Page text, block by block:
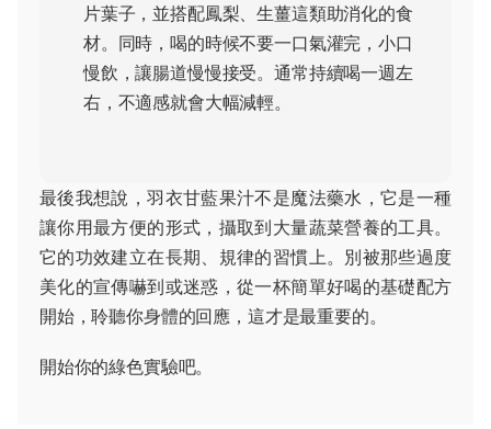
片葉子，並搭配鳳梨、生薑這類助消化的食
材。同時，喝的時候不要一口氣灌完，小口
慢飲，讓腸道慢慢接受。通常持續喝一週左
右，不適感就會大幅減輕。
最後我想說，羽衣甘藍果汁不是魔法藥水，它是一種
讓你用最方便的形式，攝取到大量蔬菜營養的工具。
它的功效建立在長期、規律的習慣上。別被那些過度
美化的宣傳嚇到或迷惑，從一杯簡單好喝的基礎配方
開始，聆聽你身體的回應，這才是最重要的。
開始你的綠色實驗吧。